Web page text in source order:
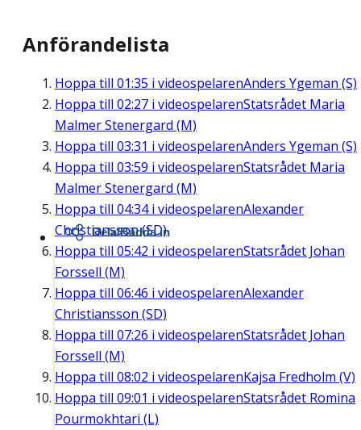
Anförandelista
Hoppa till 01:35 i videospelarenAnders Ygeman (S)
Hoppa till 02:27 i videospelarenStatsrådet Maria
Malmer Stenergard (M)
Hoppa till 03:31 i videospelarenAnders Ygeman (S)
Hoppa till 03:59 i videospelarenStatsrådet Maria
Malmer Stenergard (M)
Hoppa till 04:34i videospelarenAlexander
Christiansson (SD)
Hoppa till 05:42 i videospelarenStatsrådet Johan
Forssell (M)
Hoppa till 06:46 i videospelarenAlexander
Christiansson (SD)
Hoppa till 07:26 i videospelarenStatsrådet Johan
Forssell (M)
Hoppa till 08:02 i videospelarenKajsa Fredholm (V)
Hoppa till 09:01 i videospelarenStatsrådet Romina
Pourmokhtari (L)
Dela/Bädda in